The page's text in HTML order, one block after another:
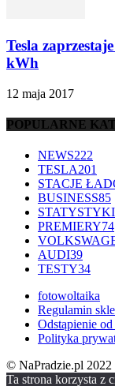
Tesla
kWh
12 maja 2017
POPULARNE
NEWS222
TESLA201
STACJE
BUSINESS85
STATYSTYKI
PREMIERY74
AUDI39
TESTY34
fotowoltaika
Regulamin
Odstąpienie
Polityka
© NaPradzie.pl 2022
Ta strona korzysta z